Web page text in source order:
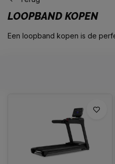
LOOPBAND KOPEN
Een loopband kopen is de
drie populairste cardio
hardlopen, ben je met een
weer en kun je op elk
blessures verkleind wordt.
Naast het verbeteren van je